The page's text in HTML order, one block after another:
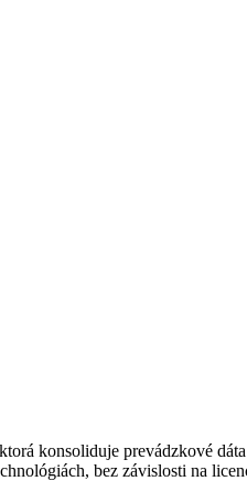
konsoliduje prevádzkové
bez závislosti na